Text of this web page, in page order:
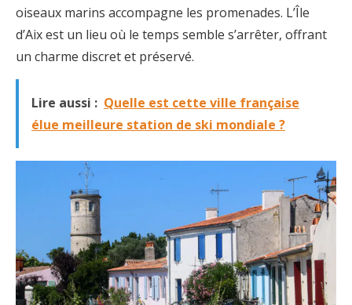
oiseaux marins accompagne les promenades. L’Île
d’Aix est un lieu où le temps semble s’arrêter, offrant
un charme discret et préservé.
Lire aussi : Quelle est cette ville française
élue meilleure station de ski mondiale ?